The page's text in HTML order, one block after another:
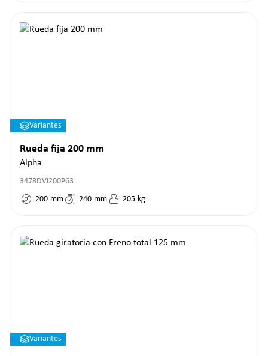
Variantes
Rueda fija 200 mm
Alpha
3478DVJ200P63
200 mm 240 mm 205 kg
Variantes